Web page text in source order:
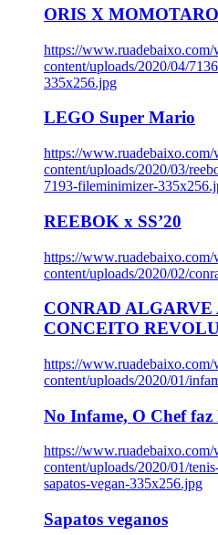
ORIS X MOMOTARO
https://www.ruadebaixo.com/
content/uploads/2020/04/
335x256.jpg
LEGO Super Mario
https://www.ruadebaixo.com/
content/uploads/2020/03/
7193-fileminimizer-
REEBOK x SS’20
https://www.ruadebaixo.com/
content/uploads/2020/02/
CONRAD ALGARVE
CONCEITO
https://www.ruadebaixo.com/
content/uploads/2020/01/
No Infame, O Chef faz
https://www.ruadebaixo.com/
content/uploads/2020/01/
sapatos-vegan-335x256.jpg
Sapatos veganos